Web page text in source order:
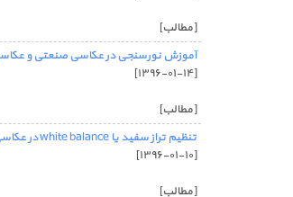
[مطالب]
آموزش نورسنجی در عکاسی صنعتی و
[۱۳۹۶-۰۱-۱۴]
[مطالب]
تنظیم تراز سفید یا white balance در عکاسی صنعتی و عکاسی تبلیغات:
[۱۳۹۶-۰۱-۱۰]
[مطالب]